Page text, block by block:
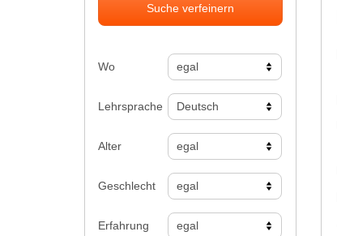
Suche verfeinern
Wo
Lehrsprache
Alter
Geschlecht
Erfahrung